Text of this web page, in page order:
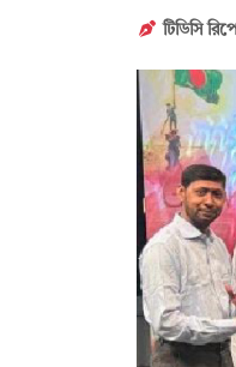
টিডিসি